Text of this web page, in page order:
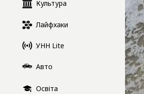
Культура
Лайфхаки
УНН Lite
Авто
Освіта